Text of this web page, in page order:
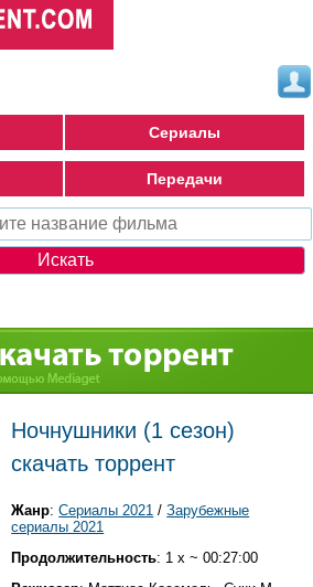
Сериалы
Передачи
Ночнушники (1 сезон)
скачать торрент
Жанр:Сериалы 2021 /Зарубежные
сериалы 2021
Продолжительность: 1 x ~ 00:27:00